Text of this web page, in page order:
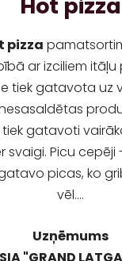
Hot pizza
pizza
ar izciliem itāļu
tiek gatavota uz
gatavoti
svaigi. Picu cepēji
picas, ko
vēl....
Uzņēmums